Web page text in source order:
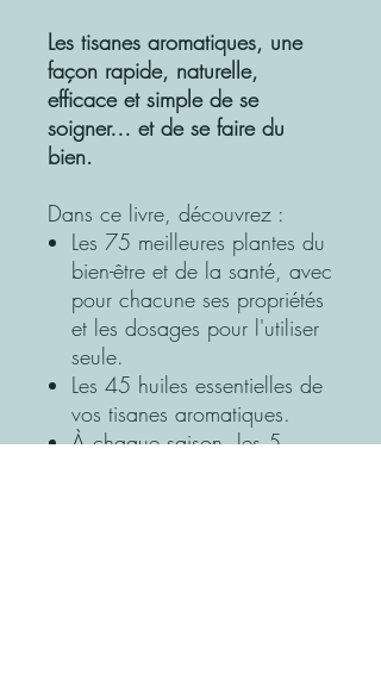
Les tisanes aromatiques, une
façon rapide, naturelle,
efficace et simple de se
soigner… et de se faire du
bien.
Dans ce livre, découvrez :
Les 75 meilleures plantes du
bien-être et de la santé, avec
pour chacune ses propriétés
et les dosages pour l'utiliser
seule.
Les 45 huiles essentielles de
vos tisanes aromatiques.
À chaque saison, les 5